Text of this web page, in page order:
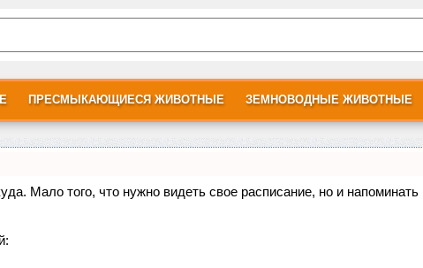
ПРЕСМЫКАЮЩИЕСЯ ЖИВОТНЫЕ ЗЕМНОВОДНЫЕ ЖИВОТНЫЕ
Мало того, что нужно видеть свое расписание, но и напоминать